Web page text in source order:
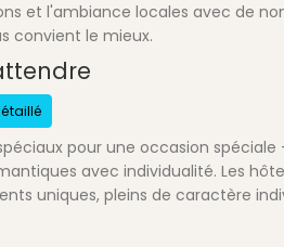
et l'ambiance locales avec de
convient le mieux.
pour une occasion
avec individualité. Les
uniques, pleins de caractère